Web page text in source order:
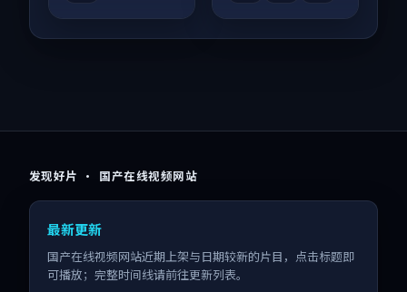
发现好片 · 国产在线视频网站
最新更新
国产在线视频网站近期上架与日期较新的片目，点击标题即
可播放；完整时间线请前往更新列表。